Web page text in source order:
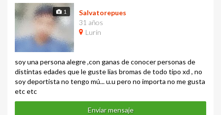
1
Salvatorepues
31 años
Lurín
soy una persona alegre ,con ganas de conocer personas de
distintas edades que le guste lias bromas de todo tipo xd , no
soy deportista no tengo mú... u.u pero no importa no me gusta
etc etc
Enviar mensaje